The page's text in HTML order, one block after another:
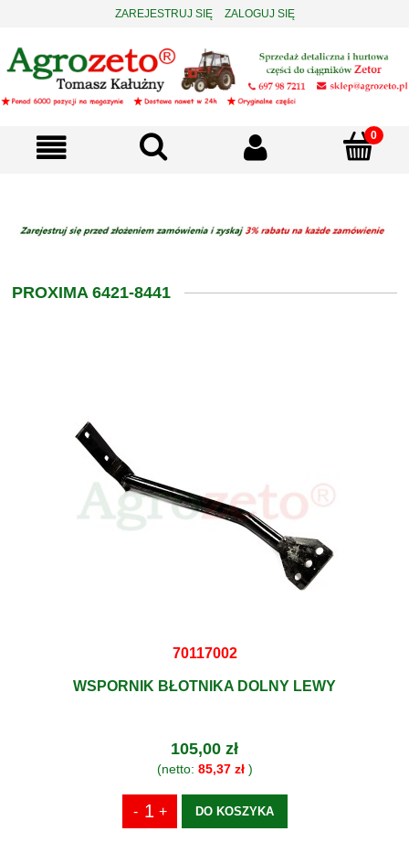
ZAREJESTRUJ SIĘ ZALOGUJ SIĘ
PROXIMA 6421-8441
70117002
WSPORNIK BŁOTNIKA DOLNY LEWY
105,00 zł
(netto: 85,37 zł)
DO KOSZYKA